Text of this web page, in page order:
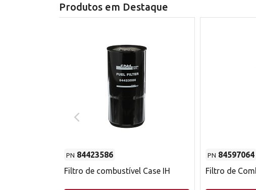
Produtos em Destaque
PN 84423586
Filtro de combustível Case IH
PN 84597064
Filtro de